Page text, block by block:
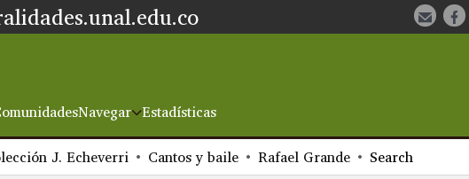
Navegar Estadísticas
J. Echeverri Cantos y baile Rafael Grande Search